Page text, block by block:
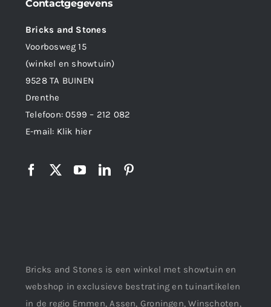
Contactgegevens
Bricks and Stones
Voorbosweg 15
(winkel en showtuin)
9528 TA BUINEN
Drenthe
Telefoon:0599 – 212 082
E-mail: Klik hier
Bricks and Stones is een winkel met showtuin en
webshop in exclusieve bestrating en tuinartikelen
in de regio Emmen, Assen, Groningen, Winschoten,